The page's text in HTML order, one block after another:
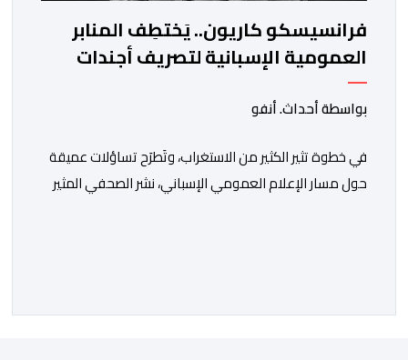
فرانسيسكو كاريون.. يَختطِف المنابر
العمومية الإسبانية لتصريف أجندات
معادية للمغرب
بواسطة أحداث. أنفو
في خطوة تثير الكثير من الاستغراب، وتَطرَح تساؤلات عميقة
حول مسار الإعلام العمومي الإسباني، نشر الصحفي المثير
الاجتماعية”، يُمثِّل خروجاً غير مألوف عن الخط التحريري